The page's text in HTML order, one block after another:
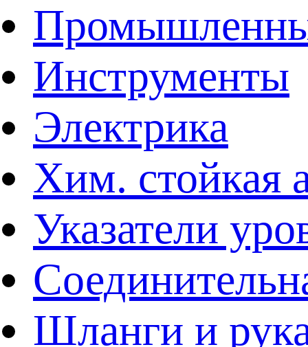
Инструменты
Электрика
Хим. стойкая
Указатели
Шланги и